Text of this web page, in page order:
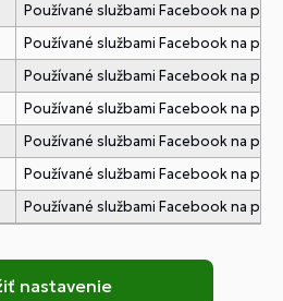
Používané službami Facebook na
Používané službami Facebook na
Používané službami Facebook na
Používané službami Facebook na
Používané službami Facebook na
Používané službami Facebook na
Používané službami Facebook na